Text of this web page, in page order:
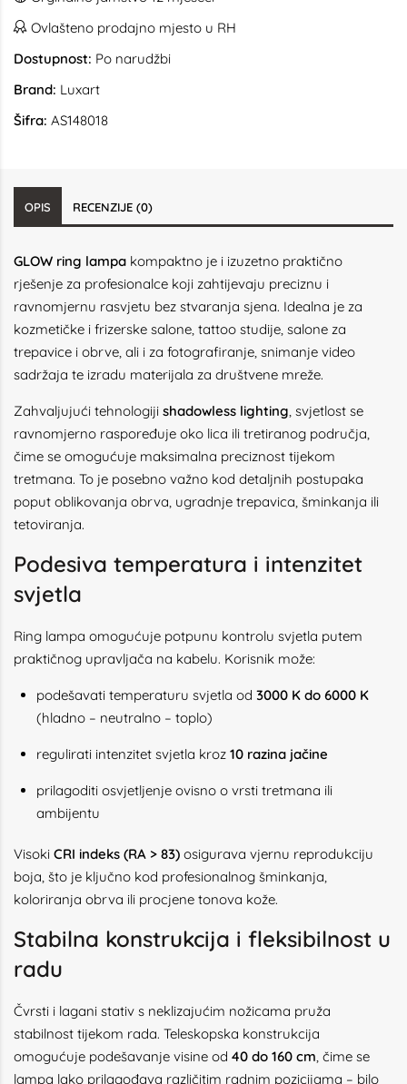
Ovlašteno prodajno mjesto u RH
Dostupnost: Po narudžbi
Brand: Luxart
Šifra: AS148018
OPIS RECENZIJE (0)
GLOW ring lampa kompaktno je i izuzetno praktično
rješenje za profesionalce koji zahtijevaju preciznu i
ravnomjernu rasvjetu bez stvaranja sjena. Idealna je za
kozmetičke i frizerske salone, tattoo studije, salone za
trepavice i obrve, ali i za fotografiranje, snimanje video
sadržaja te izradu materijala za društvene mreže.
Zahvaljujući tehnologiji shadowless lighting, svjetlost se
ravnomjerno raspoređuje oko lica ili tretiranog područja,
čime se omogućuje maksimalna preciznost tijekom
tretmana. To je posebno važno kod detaljnih postupaka
poput oblikovanja obrva, ugradnje trepavica, šminkanja ili
tetoviranja.
Podesiva temperatura i intenzitet
svjetla
Ring lampa omogućuje potpunu kontrolu svjetla putem
praktičnog upravljača na kabelu. Korisnik može:
podešavati temperaturu svjetla od 3000 K do 6000 K
(hladno – neutralno – toplo)
regulirati intenzitet svjetla kroz 10 razina jačine
prilagoditi osvjetljenje ovisno o vrsti tretmana ili
ambijentu
Visoki CRI indeks (RA > 83) osigurava vjernu reprodukciju
boja, što je ključno kod profesionalnog šminkanja,
koloriranja obrva ili procjene tonova kože.
Stabilna konstrukcija i fleksibilnost u
radu
Čvrsti i lagani stativ s neklizajućim nožicama pruža
stabilnost tijekom rada. Teleskopska konstrukcija
omogućuje podešavanje visine od 40 do 160 cm, čime se
lampa lako prilagođava različitim radnim pozicijama – bilo